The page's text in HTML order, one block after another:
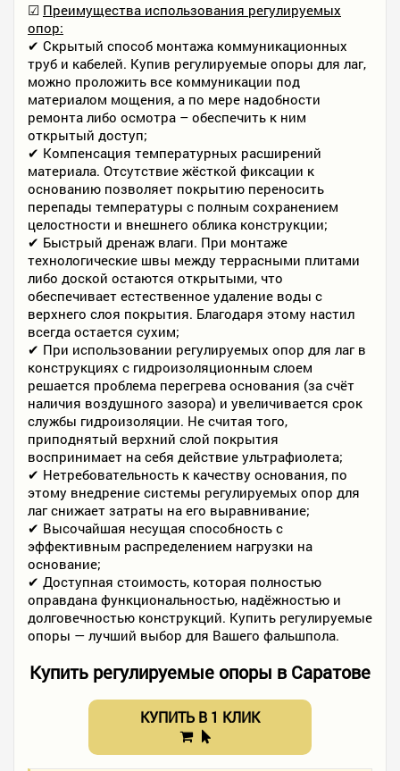
☑ Преимущества использования регулируемых
опор:
✔ Скрытый способ монтажа коммуникационных
труб и кабелей. Купив регулируемые опоры для лаг,
можно проложить все коммуникации под
материалом мощения, а по мере надобности
ремонта либо осмотра – обеспечить к ним
открытый доступ;
✔ Компенсация температурных расширений
материала. Отсутствие жёсткой фиксации к
основанию позволяет покрытию переносить
перепады температуры с полным сохранением
целостности и внешнего облика конструкции;
✔ Быстрый дренаж влаги. При монтаже
технологические швы между террасными плитами
либо доской остаются открытыми, что
обеспечивает естественное удаление воды с
верхнего слоя покрытия. Благодаря этому настил
всегда остается сухим;
✔ При использовании регулируемых опор для лаг в
конструкциях с гидроизоляционным слоем
решается проблема перегрева основания (за счёт
наличия воздушного зазора) и увеличивается срок
службы гидроизоляции. Не считая того,
приподнятый верхний слой покрытия
воспринимает на себя действие ультрафиолета;
✔ Нетребовательность к качеству основания, по
этому внедрение системы регулируемых опор для
лаг снижает затраты на его выравнивание;
✔ Высочайшая несущая способность с
эффективным распределением нагрузки на
основание;
✔ Доступная стоимость, которая полностью
оправдана функциональностью, надёжностью и
долговечностью конструкций. Купить регулируемые
опоры — лучший выбор для Вашего фальшпола.
Купить регулируемые опоры в Саратове
КУПИТЬ В 1 КЛИК